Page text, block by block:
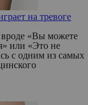
на тревоге
вроде «Вы можете
или «Это не
с одним из самых